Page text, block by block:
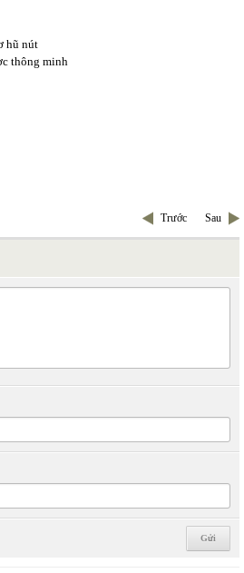
hũ nút
thông minh
Trước Sau